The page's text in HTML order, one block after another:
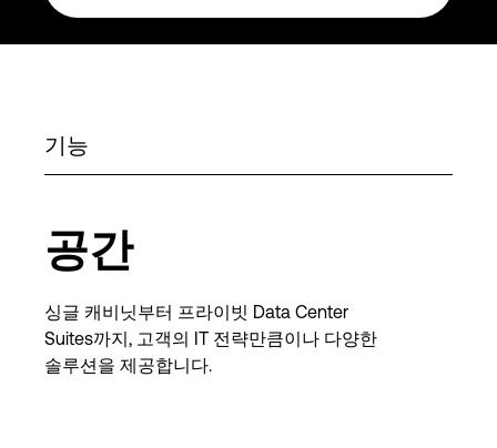
기능
공간
싱글 캐비닛부터 프라이빗 Data Center
Suites까지, 고객의 IT 전략만큼이나 다양한
솔루션을 제공합니다.